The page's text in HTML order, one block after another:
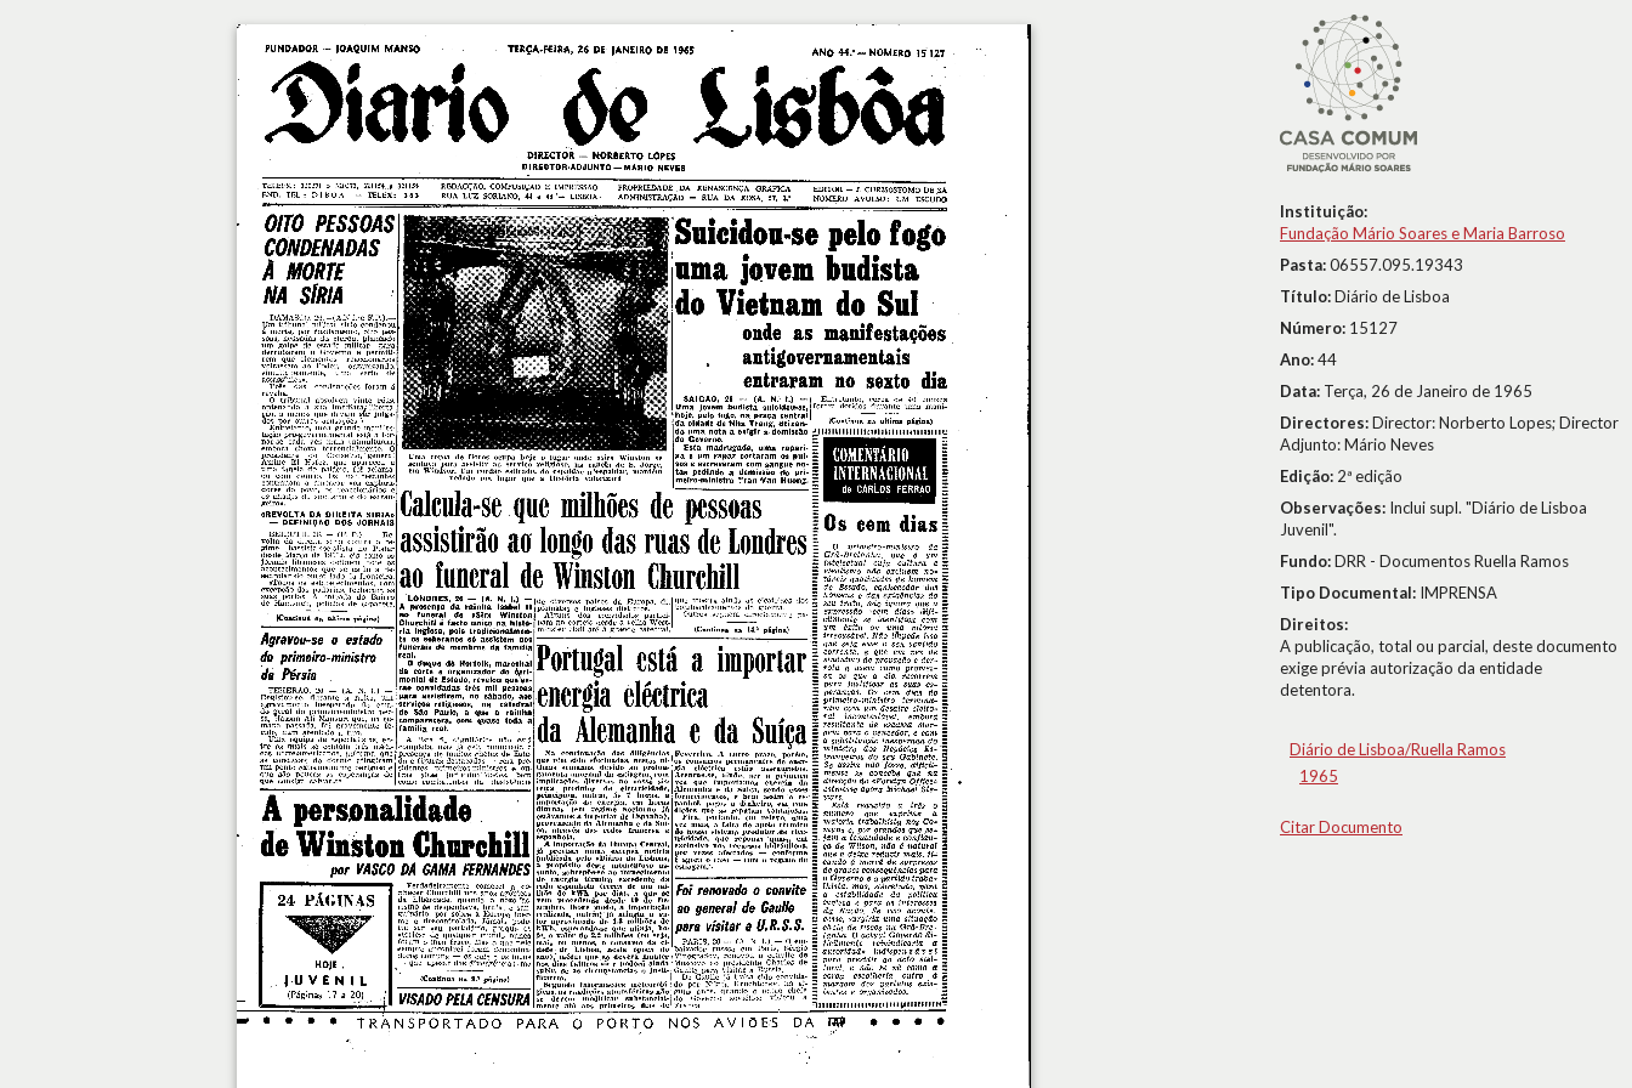
Instituição:
Fundação Mário Soares e Maria Barroso
Pasta:06557.095.19343
Título:Diário de Lisboa
Número: 15127
Ano:44
Data: Terça, 26 de Janeiro de 1965
Directores:Director: Norberto Lopes; Director
Adjunto: Mário Neves
Edição: 2ª edição
Observações: Inclui supl. "Diário de Lisboa
Juvenil".
Fundo:DRR - Documentos Ruella Ramos
Tipo Documental: IMPRENSA
Direitos:
A publicação, total ou parcial, deste documento
exige prévia autorização da entidade
detentora.
Diário de Lisboa/Ruella Ramos
1965
Citar Documento